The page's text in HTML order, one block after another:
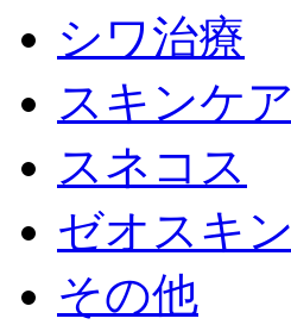
シワ治療
スキンケア
スネコス
ゼオスキン
その他